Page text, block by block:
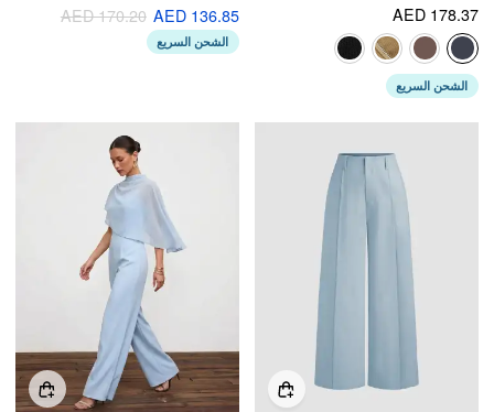
AED 178.37
الشحن السريع
AED 136.85
AED 170.20
الشحن السريع